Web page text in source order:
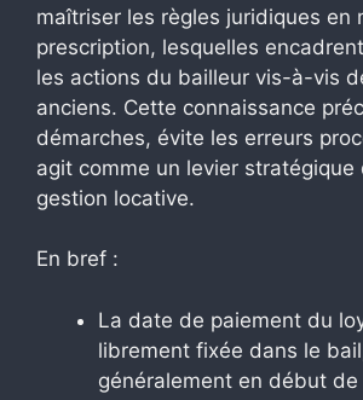
maîtriser les règles juridiques en
prescription, lesquelles
les actions du bailleur vis-à-vis
anciens. Cette connaissance
démarches, évite les erreurs
agit comme un levier stratégique
gestion locative.
En bref :
La date de paiement du
librement fixée dans le
généralement en début de